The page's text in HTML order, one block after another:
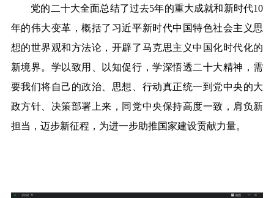
党的二十大全面总结了过去5年的重大成就和新时代10
年的伟大变革，概括了习近平新时代中国特色社会主义思
想的世界观和方法论，开辟了马克思主义中国化时代化的
新境界。学以致用、以知促行，学深悟透二十大精神，需
要我们将自己的政治、思想、行动真正统一到党中央的大
政方针、决策部署上来，同党中央保持高度一致，肩负新
担当，迈步新征程，为进一步助推国家建设贡献力量。